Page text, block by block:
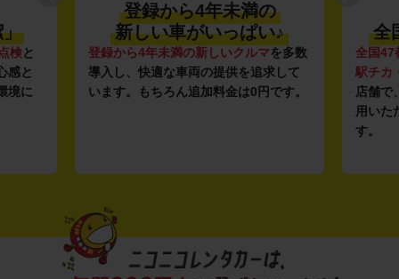
」
検と
感と
境に
登録から4年未満の
新しい車がいっぱい♪
登録から4年未満の新しいクルマを多数
導入し、快適な車両の提供を追求して
います。もちろん追加料金は0円です。
全
全国47
駅チカ
店舗で
用いた
す。